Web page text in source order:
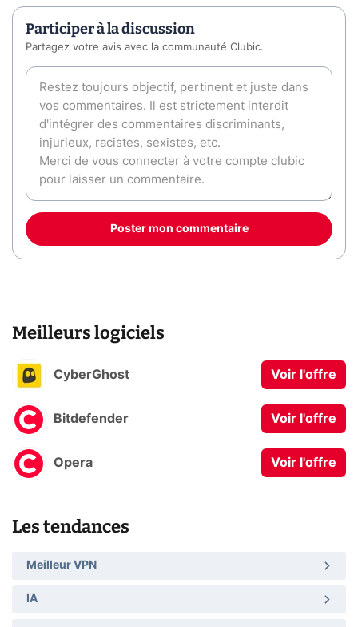
Participer à la discussion
Partagez votre avis avec la communauté Clubic.
Poster mon commentaire
Meilleurs logiciels
CyberGhost Voir l'offre
Bitdefender Voir l'offre
Opera Voir l'offre
Les tendances
Meilleur VPN
IA